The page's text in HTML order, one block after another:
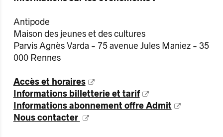
Antipode
Maison des jeunes et des cultures
Parvis Agnès Varda - 75 avenue Jules Maniez - 35
000 Rennes
Accès et horaires
Informations billetterie et tarif
Informations abonnement offre Admit
Nous contacter